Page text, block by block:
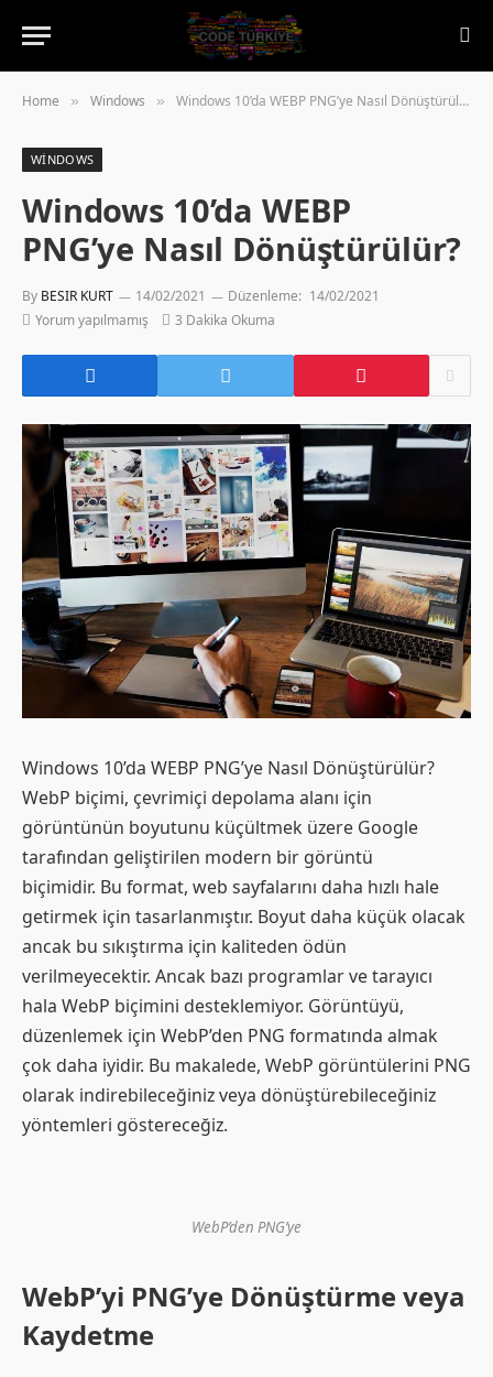
Home » Windows » Windows 10’da WEBP PNG’ye Nasıl Dönüştürülür?
WINDOWS
Windows 10’da WEBP
PNG’ye Nasıl Dönüştürülür?
By BESIR KURT 14/02/2021 Düzenleme: 14/02/2021
Yorum yapılmamış
3 Dakika Okuma
Windows 10’da WEBP PNG’ye Nasıl Dönüştürülür?
WebP biçimi, çevrimiçi depolama alanı için
görüntünün boyutunu küçültmek üzere Google
tarafından geliştirilen modern bir görüntü
biçimidir. Bu format, web sayfalarını daha hızlı hale
getirmek için tasarlanmıştır. Boyut daha küçük olacak
ancak bu sıkıştırma için kaliteden ödün
verilmeyecektir. Ancak bazı programlar ve tarayıcı
hala WebP biçimini desteklemiyor. Görüntüyü,
düzenlemek için WebP’den PNG formatında almak
çok daha iyidir. Bu makalede, WebP görüntülerini PNG
olarak indirebileceğiniz veya dönüştürebileceğiniz
yöntemleri göstereceğiz.
WebP’den PNG’ye
WebP’yi PNG’ye Dönüştürme veya
Kaydetme